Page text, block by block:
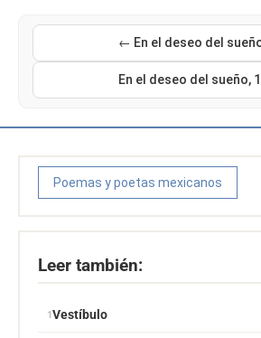
← En el deseo del
En el deseo del sueño,
Poemas y poetas mexicanos
Leer también:
Vestíbulo